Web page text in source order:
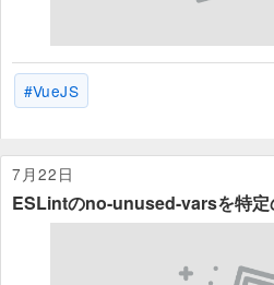
VueJS
7月22日
ESLintのno-unused-varsを特定